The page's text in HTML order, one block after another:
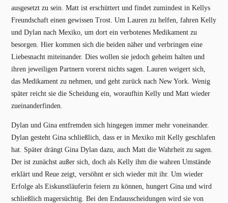
ausgesetzt zu sein. Matt ist erschüttert und findet zumindest in Kellys
Freundschaft einen gewissen Trost. Um Lauren zu helfen, fahren Kelly
und Dylan nach Mexiko, um dort ein verbotenes Medikament zu
besorgen. Hier kommen sich die beiden näher und verbringen eine
Liebesnacht miteinander. Dies wollen sie jedoch geheim halten und
ihren jeweiligen Partnern vorerst nichts sagen. Lauren weigert sich,
das Medikament zu nehmen, und geht zurück nach New York. Wenig
später reicht sie die Scheidung ein, woraufhin Kelly und Matt wieder
zueinanderfinden.
Dylan und Gina entfremden sich hingegen immer mehr voneinander.
Dylan gesteht Gina schließlich, dass er in Mexiko mit Kelly geschlafen
hat. Später drängt Gina Dylan dazu, auch Matt die Wahrheit zu sagen.
Der ist zunächst außer sich, doch als Kelly ihm die wahren Umstände
erklärt und Reue zeigt, versöhnt er sich wieder mit ihr. Um wieder
Erfolge als Eiskunstläuferin feiern zu können, hungert Gina und wird
schließlich magersüchtig. Bei den Endausscheidungen wird sie von